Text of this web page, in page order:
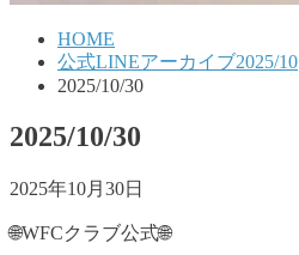
HOME
公式LINEアーカイブ2025/10
2025/10/30
2025/10/30
2025年10月30日
🌐WFCクラブ公式🌐